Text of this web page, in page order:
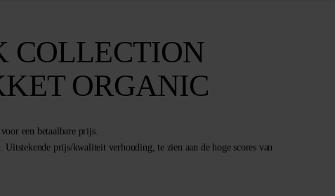
COLLECTION
ORGANIC
een betaalbare prijs.
prijs/kwaliteit verhouding, te zien aan de hoge scores van